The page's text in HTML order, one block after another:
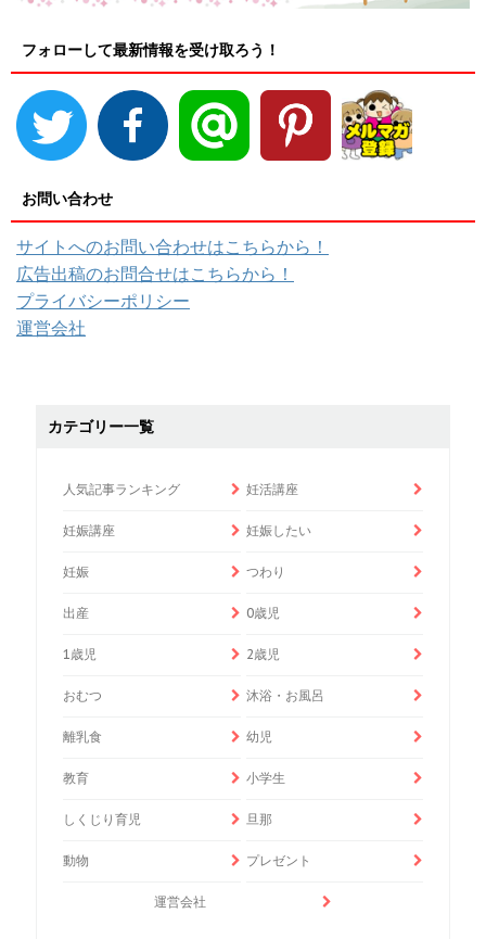
フォローして最新情報を受け取ろう！
お問い合わせ
サイトへのお問い合わせはこちらから！
広告出稿のお問合せはこちらから！
プライバシーポリシー
運営会社
カテゴリー一覧
人気記事ランキング 妊活講座
妊娠講座 妊娠したい
妊娠 つわり
出産 0歳児
1歳児 2歳児
おむつ 沐浴・お風呂
離乳食 幼児
教育 小学生
しくじり育児 旦那
動物 プレゼント
運営会社